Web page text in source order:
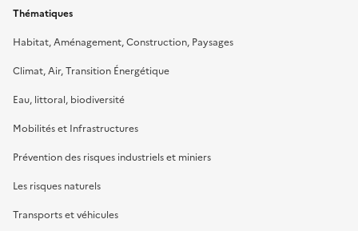
Thématiques
Habitat, Aménagement, Construction, Paysages
Climat, Air, Transition Énergétique
Eau, littoral, biodiversité
Mobilités et Infrastructures
Prévention des risques industriels et miniers
Les risques naturels
Transports et véhicules